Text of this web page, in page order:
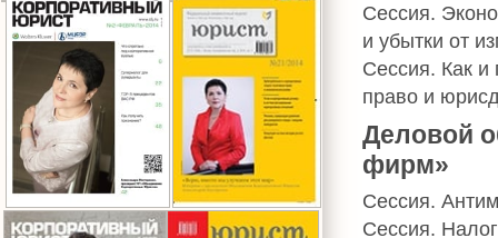
Сессия.
и убытки от
Сессия. Как и
право и
Деловой
фирм»
Сессия.
Сессия.